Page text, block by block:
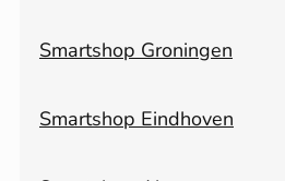
Smartshop Groningen
Smartshop Eindhoven